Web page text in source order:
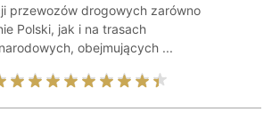
przewozów drogowych zarówno
Polski, jak i na trasach
obejmujących ...